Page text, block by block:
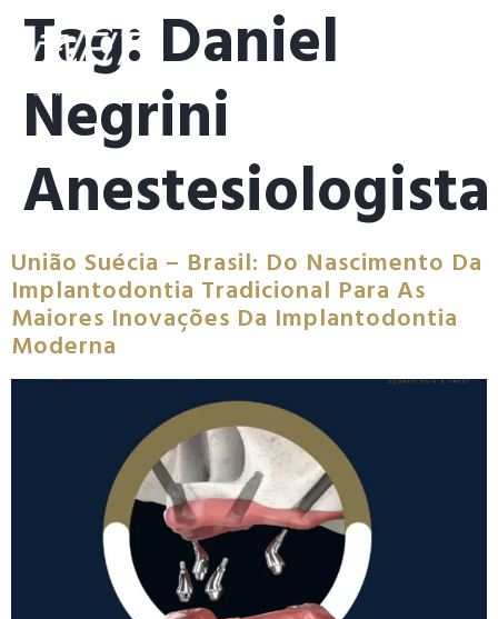
Tag: Daniel
Negrini
Anestesiologista
União Suécia – Brasil: Do Nascimento Da
Implantodontia Tradicional Para As
Maiores Inovações Da Implantodontia
Moderna